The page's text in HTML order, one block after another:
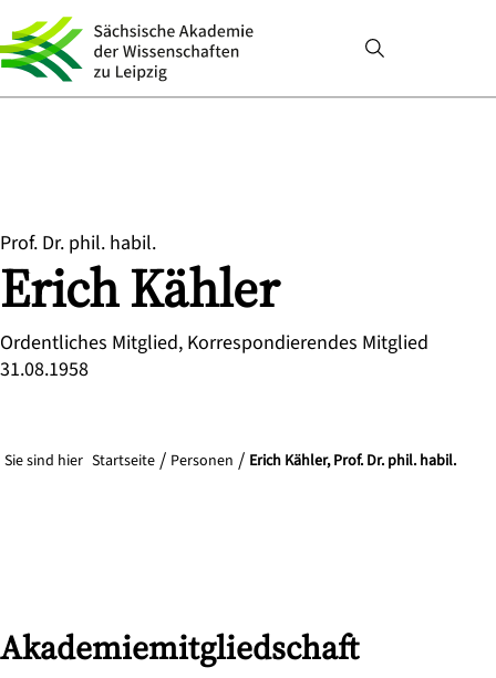
Prof. Dr. phil. habil.
ErichKähler
Ordentliches Mitglied, Korrespondierendes Mitglied
31.08.1958
Sie sind hier Startseite Personen Erich Kähler, Prof. Dr. phil. habil.
Akademiemitgliedschaft